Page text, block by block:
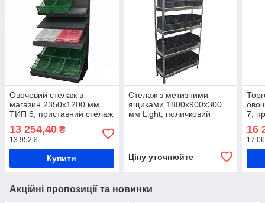
Овочевий стелаж в
магазин 2350х1200 мм
ТИП 6, приставний стелаж
стелаж для овочевих
ящиків Рістел
13 254,40 ₴
13 952 ₴
Купити
Стелаж з метизними
ящиками 1800х900x300
мм Light, поличковий
Ціну уточнюйте
7,
16
17
Акційні пропозиції та новинки